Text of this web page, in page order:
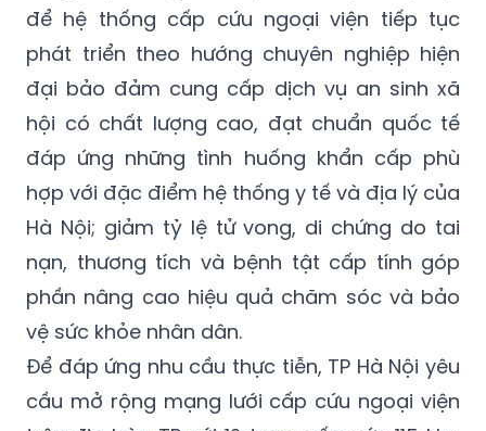
để hệ thống cấp cứu ngoại viện tiếp tục
phát triển theo hướng chuyên nghiệp hiện
đại bảo đảm cung cấp dịch vụ an sinh xã
hội có chất lượng cao, đạt chuẩn quốc tế
đáp ứng những tình huống khẩn cấp phù
hợp với đặc điểm hệ thống y tế và địa lý của
Hà Nội; giảm tỷ lệ tử vong, di chứng do tai
nạn, thương tích và bệnh tật cấp tính góp
phần nâng cao hiệu quả chăm sóc và bảo
vệ sức khỏe nhân dân.
Để đáp ứng nhu cầu thực tiễn, TP Hà Nội yêu
cầu mở rộng mạng lưới cấp cứu ngoại viện